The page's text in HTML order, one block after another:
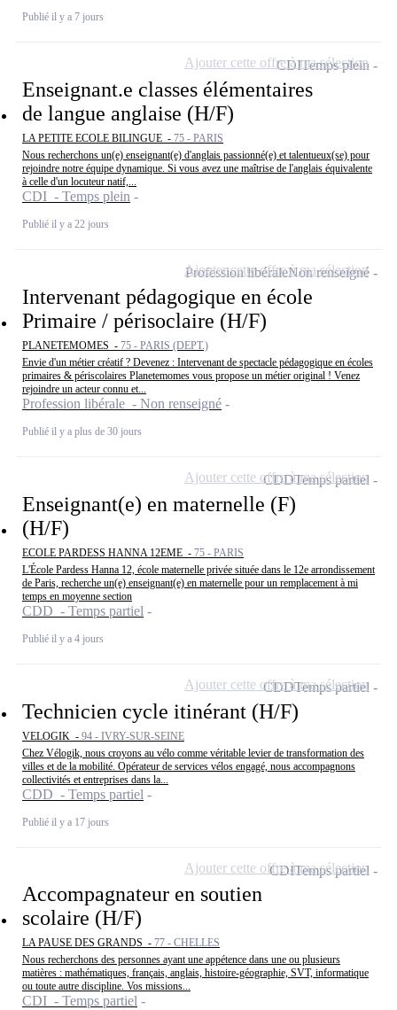
Publié il y a 7 jours
Enseignant.e classes élémentaires
de langue anglaise (H/F)
LA PETITE ECOLE BILINGUE - 75 - PARIS
Nous recherchons un(e) enseignant(e) d'anglais passionné(e) et talentueux(se) pour
rejoindre notre équipe dynamique. Si vous avez une maîtrise de l'anglais équivalente
à celle d'un locuteur natif,...
CDI - Temps plein
Publié il y a 22 jours
CDITemps plein
Ajouter cette offre à ma sélection
Intervenant pédagogique en école
Primaire / périsoclaire (H/F)
PLANETEMOMES - 75 - PARIS (DEPT.)
Envie d'un métier créatif ? Devenez : Intervenant de spectacle pédagogique en écoles
primaires & périscolaires Planetemomes vous propose un métier original ! Venez
rejoindre un acteur connu et...
Profession libérale - Non renseigné
Publié il y a plus de 30 jours
Profession libéraleNon renseigné
Ajouter cette offre à ma sélection
Enseignant(e) en maternelle (F)
(H/F)
ECOLE PARDESS HANNA 12EME - 75 - PARIS
L'École Pardess Hanna 12, école maternelle privée située dans le 12e arrondissement
de Paris, recherche un(e) enseignant(e) en maternelle pour un remplacement à mi
temps en moyenne section
CDD - Temps partiel
Publié il y a 4 jours
CDDTemps partiel
Ajouter cette offre à ma sélection
Technicien cycle itinérant (H/F)
VELOGIK - 94 - IVRY-SUR-SEINE
Chez Vélogik, nous croyons au vélo comme véritable levier de transformation des
villes et de la mobilité. Opérateur de services vélos engagé, nous accompagnons
collectivités et entreprises dans la...
CDD - Temps partiel
Publié il y a 17 jours
CDDTemps partiel
Ajouter cette offre à ma sélection
Accompagnateur en soutien
scolaire (H/F)
LA PAUSE DES GRANDS - 77 - CHELLES
Nous recherchons des personnes ayant une appétence dans une ou plusieurs
matières : mathématiques, français, anglais, histoire-géographie, SVT, informatique
ou toute autre discipline. Vos missions...
CDI - Temps partiel
CDITemps partiel
Ajouter cette offre à ma sélection